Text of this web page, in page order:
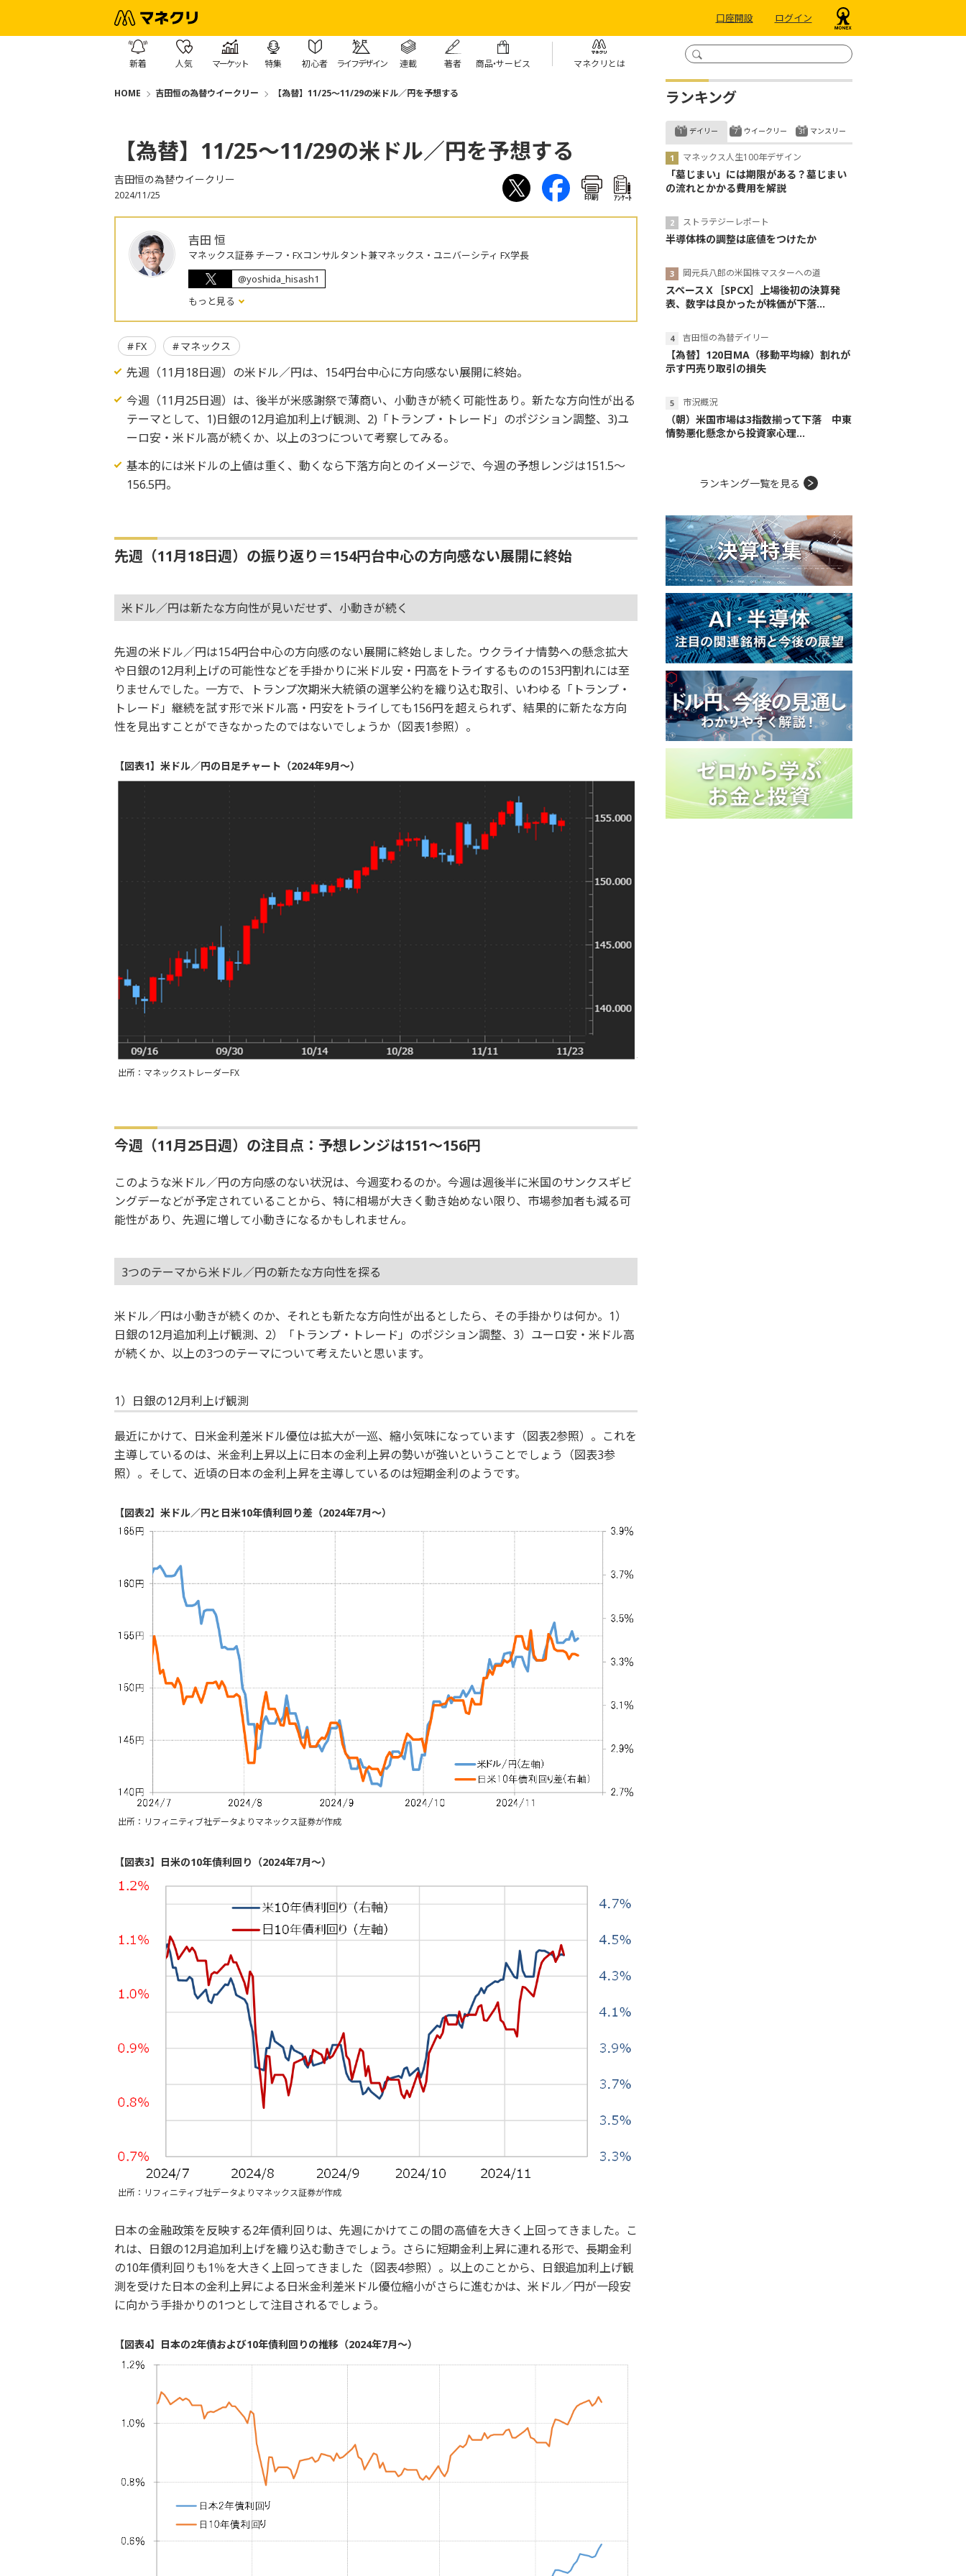
口座開設 ログイン
新着 人気 マーケット 特集 初心者 ライフデザイン 連載 著者 商品・サービス マネクリとは
HOME 吉田恒の為替ウイークリー 【為替】11/25～11/29の米ドル／円を予想する
【為替】11/25～11/29の米ドル／円を予想する
吉田恒の為替ウイークリー
2024/11/25 印刷 ｱﾝｹｰﾄ
吉田 恒
マネックス証券 チーフ・FXコンサルタント兼マネックス・ユニバーシティ FX学長
@yoshida_hisash1
もっと見る
FX マネックス
先週（11月18日週）の米ドル／円は、154円台中心に方向感ない展開に終始。
今週（11月25日週）は、後半が米感謝祭で薄商い、小動きが続く可能性あり。新たな方向性が出る
テーマとして、1)日銀の12月追加利上げ観測、2)「トランプ・トレード」のポジション調整、3)ユ
ーロ安・米ドル高が続くか、以上の3つについて考察してみる。
基本的には米ドルの上値は重く、動くなら下落方向とのイメージで、今週の予想レンジは151.5～
156.5円。
先週（11月18日週）の振り返り＝154円台中心の方向感ない展開に終始
米ドル／円は新たな方向性が見いだせず、小動きが続く
先週の米ドル／円は154円台中心の方向感のない展開に終始しました。ウクライナ情勢への懸念拡大
や日銀の12月利上げの可能性などを手掛かりに米ドル安・円高をトライするものの153円割れには至
りませんでした。一方で、トランプ次期米大統領の選挙公約を織り込む取引、いわゆる「トランプ・
トレード」継続を試す形で米ドル高・円安をトライしても156円を超えられず、結果的に新たな方向
性を見出すことができなかったのではないでしょうか（図表1参照）。
【図表1】米ドル／円の日足チャート（2024年9月～）
出所：マネックストレーダーFX
今週（11月25日週）の注目点：予想レンジは151～156円
このような米ドル／円の方向感のない状況は、今週変わるのか。今週は週後半に米国のサンクスギビ
ングデーなどが予定されていることから、特に相場が大きく動き始めない限り、市場参加者も減る可
能性があり、先週に増して小動きになるかもしれません。
3つのテーマから米ドル／円の新たな方向性を探る
米ドル／円は小動きが続くのか、それとも新たな方向性が出るとしたら、その手掛かりは何か。1）
日銀の12月追加利上げ観測、2）「トランプ・トレード」のポジション調整、3）ユーロ安・米ドル高
が続くか、以上の3つのテーマについて考えたいと思います。
1）日銀の12月利上げ観測
最近にかけて、日米金利差米ドル優位は拡大が一巡、縮小気味になっています（図表2参照）。これを
主導しているのは、米金利上昇以上に日本の金利上昇の勢いが強いということでしょう（図表3参
照）。そして、近頃の日本の金利上昇を主導しているのは短期金利のようです。
【図表2】米ドル／円と日米10年債利回り差（2024年7月～）
出所：リフィニティブ社データよりマネックス証券が作成
【図表3】日米の10年債利回り（2024年7月～）
出所：リフィニティブ社データよりマネックス証券が作成
日本の金融政策を反映する2年債利回りは、先週にかけてこの間の高値を大きく上回ってきました。こ
れは、日銀の12月追加利上げを織り込む動きでしょう。さらに短期金利上昇に連れる形で、長期金利
の10年債利回りも1％を大きく上回ってきました（図表4参照）。以上のことから、日銀追加利上げ観
測を受けた日本の金利上昇による日米金利差米ドル優位縮小がさらに進むかは、米ドル／円が一段安
に向かう手掛かりの1つとして注目されるでしょう。
【図表4】日本の2年債および10年債利回りの推移（2024年7月～）
ランキング
デイリー
マネックス人生100年デザイン
「墓じまい」には期限がある？墓じまい
の流れとかかる費用を解説
ストラテジーレポート
半導体株の調整は底値をつけたか
岡元兵八郎の米国株マスターへの道
スペースＸ［SPCX］上場後初の決算発
表、数字は良かったが株価が下落...
吉田恒の為替デイリー
【為替】120日MA（移動平均線）割れが
示す円売り取引の損失
市況概況
（朝）米国市場は3指数揃って下落 中東
情勢悪化懸念から投資家心理...
ウイークリー マンスリー
ランキング一覧を見る